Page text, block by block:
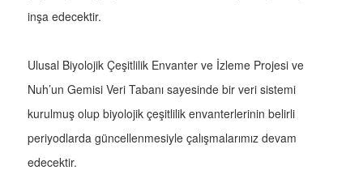
inşa edecektir.
Ulusal Biyolojik Çeşitlilik Envanter ve İzleme Projesi ve
Nuh’un Gemisi Veri Tabanı sayesinde bir veri sistemi
kurulmuş olup biyolojik çeşitlilik envanterlerinin belirli
periyodlarda güncellenmesiyle çalışmalarımız devam
edecektir.